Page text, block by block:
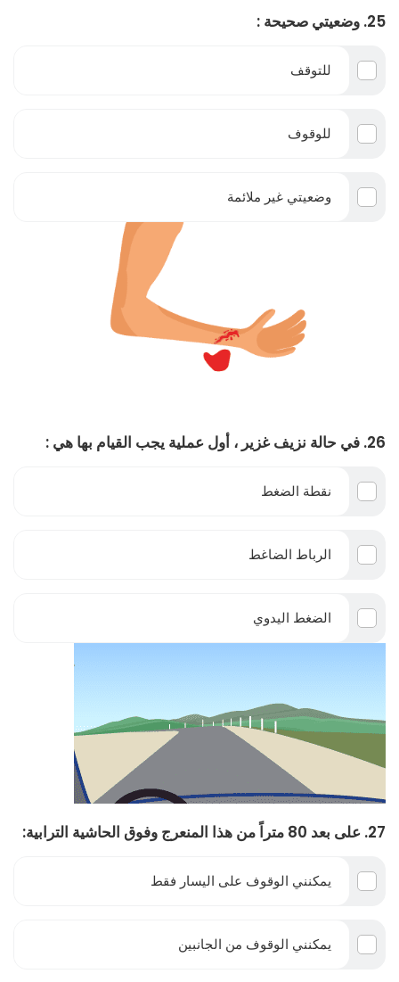
25. وضعيتي صحيحة :
للتوقف
للوقوف
وضعيتي غير ملائمة
26. في حالة نزيف غزير ، أول عملية يجب القيام بها هي :
نقطة الضغط
الرباط الضاغط
الضغط اليدوي
27. على بعد 80 متراً من هذا المنعرج وفوق الحاشية الترابية:
يمكنني الوقوف على اليسار فقط
يمكنني الوقوف من الجانبين